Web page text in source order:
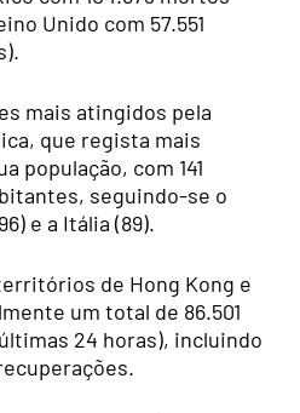
Unido com 57.551
mais atingidos pela
que regista mais
população, com 141
seguindo-se o
e a Itália (89).
de Hong Kong e
um total de 86.501
24 horas), incluindo